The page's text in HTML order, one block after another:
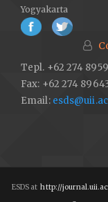
Yogyakarta
Tepl. +62 274
Fax: +62 274
Email:
ESDS athttp://